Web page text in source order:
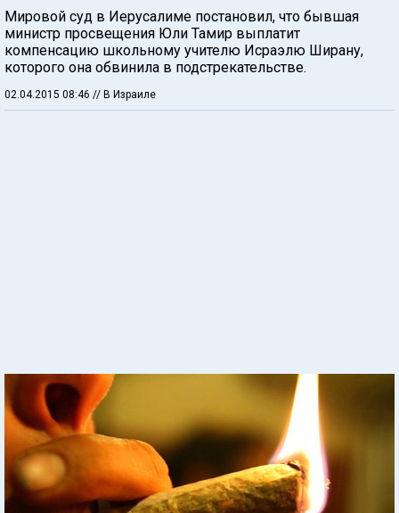
Мировой суд в Иерусалиме постановил, что бывшая
министр просвещения Юли Тамир выплатит
компенсацию школьному учителю Исраэлю Ширану,
которого она обвинила в подстрекательстве.
02.04.2015 08:46 // В Израиле